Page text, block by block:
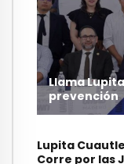
Llama
prevención
Lupita
Corre por las